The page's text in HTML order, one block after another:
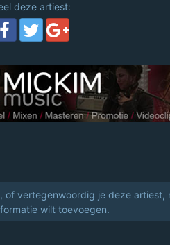
deze artiest:
of vertegenwoordig je deze artiest,
wilt toevoegen.